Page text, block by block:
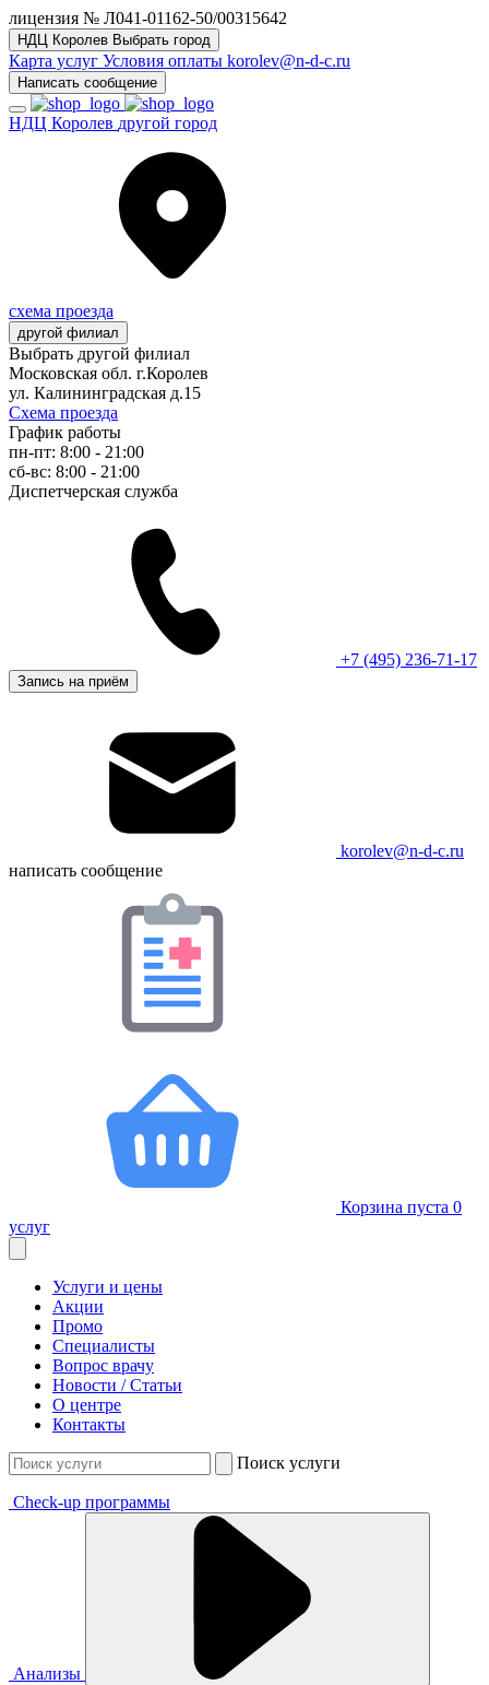
лицензия № Л041-01162-50/00315642
НДЦ Королев Выбрать город
Карта услуг Условия оплаты korolev@n-d-c.ru
Написать сообщение
НДЦ Королев другой город
схема проезда
другой филиал
Выбрать другой филиал
Московская обл. г.Королев
ул. Калининградская д.15
Схема проезда
График работы
пн-пт: 8:00 - 21:00
сб-вс: 8:00 - 21:00
Диспетчерская служба
+7 (495) 236-71-17
Запись на приём
korolev@n-d-c.ru
написать сообщение
Корзина пуста 0
услуг
Услуги и цены
Акции
Промо
Специалисты
Вопрос врачу
Новости / Статьи
О центре
Контакты
Поиск услуги
Check-up программы
Анализы